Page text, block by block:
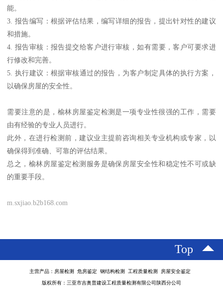
能。
3. 报告编写：根据评估结果，编写详细的报告，提出针对性的建议
和措施。
4. 报告审核：报告提交给客户进行审核，如有需要，客户可要求进
行修改和完善。
5. 执行建议：根据审核通过的报告，为客户制定具体的执行方案，
以确保房屋的安全性。
需要注意的是，榆林房屋鉴定检测是一项专业性很强的工作，需要
由有经验的专业人员进行。
此外，在进行检测前，建议业主提前咨询相关专业机构或专家，以
确保得到准确、可靠的评估结果。
总之，榆林房屋鉴定检测服务是确保房屋安全性和稳定性不可或缺
的重要手段。
m.sxjiao.b2b168.com
Top
主营产品：房屋检测 危房鉴定 钢结构检测 工程质量检测 房屋安全鉴定
版权所有：三亚市吉奥普建设工程质量检测有限公司陕西分公司